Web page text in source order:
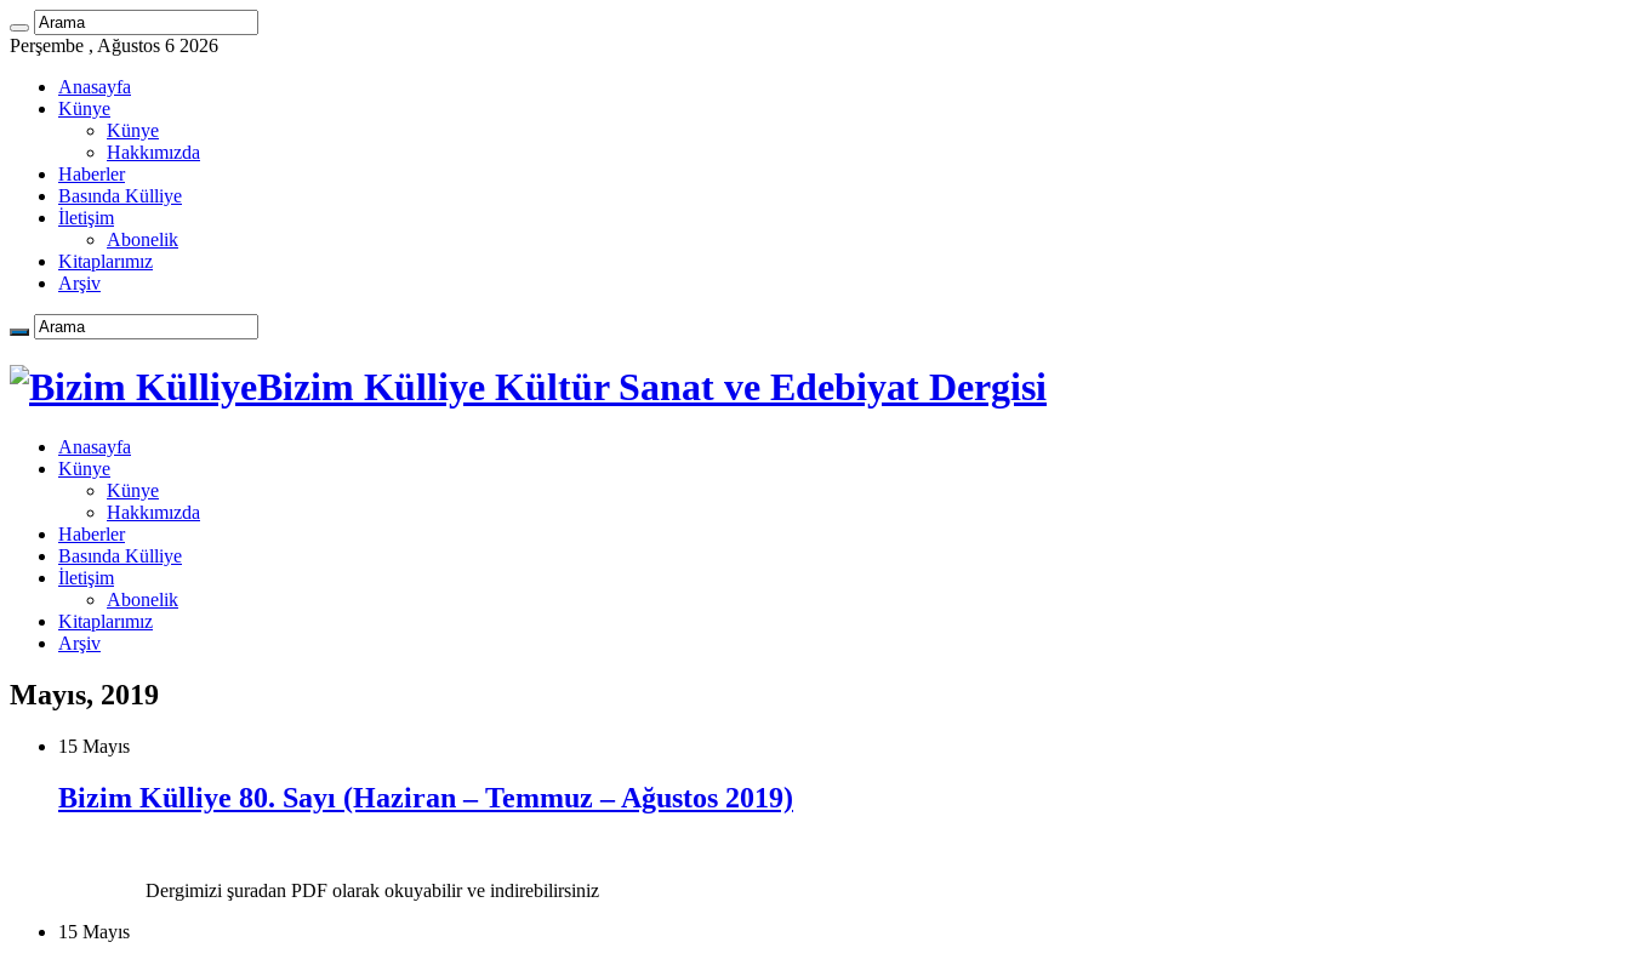
Perşembe , Ağustos 6 2026
Anasayfa
Künye
Künye
Hakkımızda
Haberler
Basında Külliye
İletişim
Abonelik
Kitaplarımız
Arşiv
Bizim Külliye Kültür Sanat ve Edebiyat Dergisi
Anasayfa
Künye
Künye
Hakkımızda
Haberler
Basında Külliye
İletişim
Abonelik
Kitaplarımız
Arşiv
Mayıs, 2019
15 Mayıs
Bizim Külliye 80. Sayı (Haziran – Temmuz – Ağustos 2019)
Dergimizi şuradan PDF olarak okuyabilir ve indirebilirsiniz
15 Mayıs